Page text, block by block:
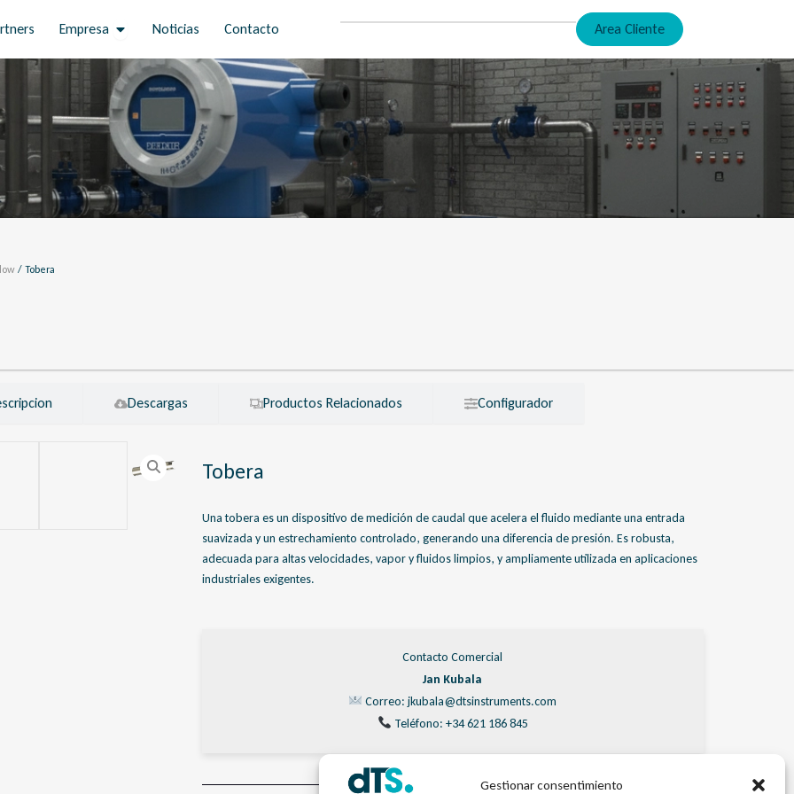
Gestionar consentimiento
Empresa Open Empresa
Noticias Contacto Area Cliente
/ Tobera
Descargas Productos Relacionados Configurador
Tobera
Una tobera es un dispositivo de medición de caudal que acelera el fluido mediante una entrada
suavizada y un estrechamiento controlado, generando una diferencia de presión. Es robusta,
adecuada para altas velocidades, vapor y fluidos limpios, y ampliamente utilizada en aplicaciones
industriales exigentes.
Contacto Comercial
Jan Kubala
Correo: jkubala@dtsinstruments.com
Teléfono: +34 621 186 845